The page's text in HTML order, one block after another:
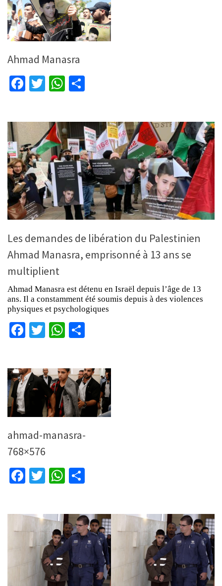
Ahmad Manasra
Facebook
TwitterWhatsApp
Les demandes de libération du Palestinien
Ahmad Manasra, emprisonné à 13 ans se
multiplient
Ahmad Manasra est détenu en Israël depuis l’âge de 13
ans. Il a constamment été soumis depuis à des violences
physiques et psychologiques
Facebook
TwitterWhatsApp
ahmad-manasra-
768×576
Facebook
TwitterWhatsApp